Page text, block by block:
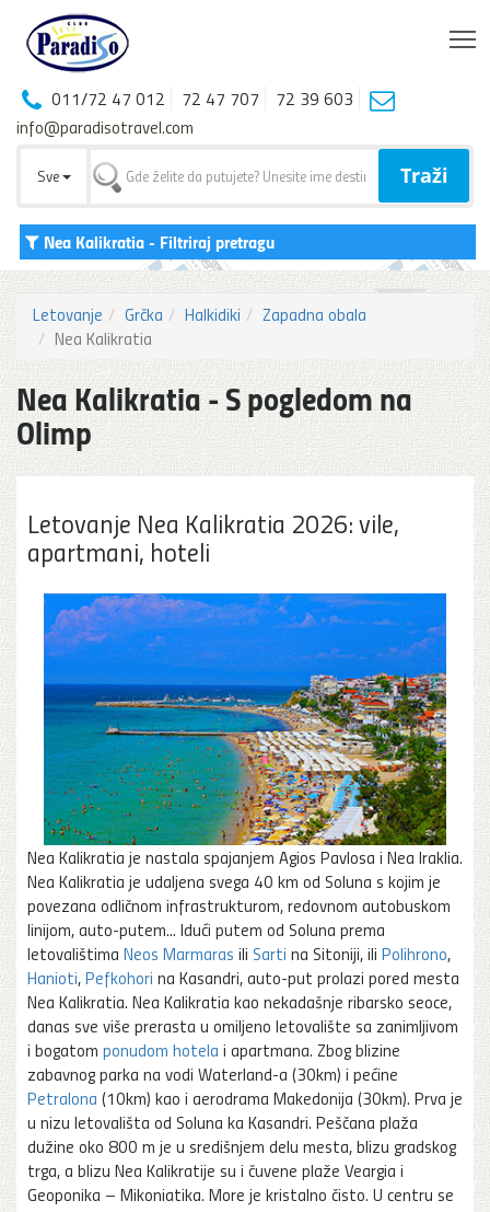
011/72 47 012 72 47 707
72 39 603
info@paradisotravel.com
Sve Traži
Nea Kalikratia- Filtriraj pretragu
Letovanje Grčka Halkidiki
Zapadna obala
Nea Kalikratia
Nea Kalikratia - S pogledom na
Olimp
Letovanje Nea Kalikratia 2026: vile,
apartmani, hoteli
Nea Kalikratia je nastala spajanjem Agios Pavlosa i Nea Iraklia.
Nea Kalikratia je udaljena svega 40 km od Soluna s kojim je
povezana odličnom infrastrukturom, redovnom autobuskom
linijom, auto-putem... Idući putem od Soluna prema
letovalištima Neos Marmaras ili Sarti na Sitoniji, ili Polihrono,
Hanioti,Pefkohori na Kasandri, auto-put prolazi pored mesta
Nea Kalikratia. Nea Kalikratia kao nekadašnje ribarsko seoce,
danas sve više prerasta u omiljeno letovalište sa zanimljivom
i bogatom ponudom hotela i apartmana. Zbog blizine
zabavnog parka na vodi Waterland-a (30km) i pećine
Petralona (10km) kao i aerodrama Makedonija (30km). Prva je
u nizu letovališta od Soluna ka Kasandri. Peščana plaža
dužine oko 800 m je u središnjem delu mesta, blizu gradskog
trga, a blizu Nea Kalikratije su i čuvene plaže Veargia i
Geoponika – Mikoniatika. More je kristalno čisto. U centru se